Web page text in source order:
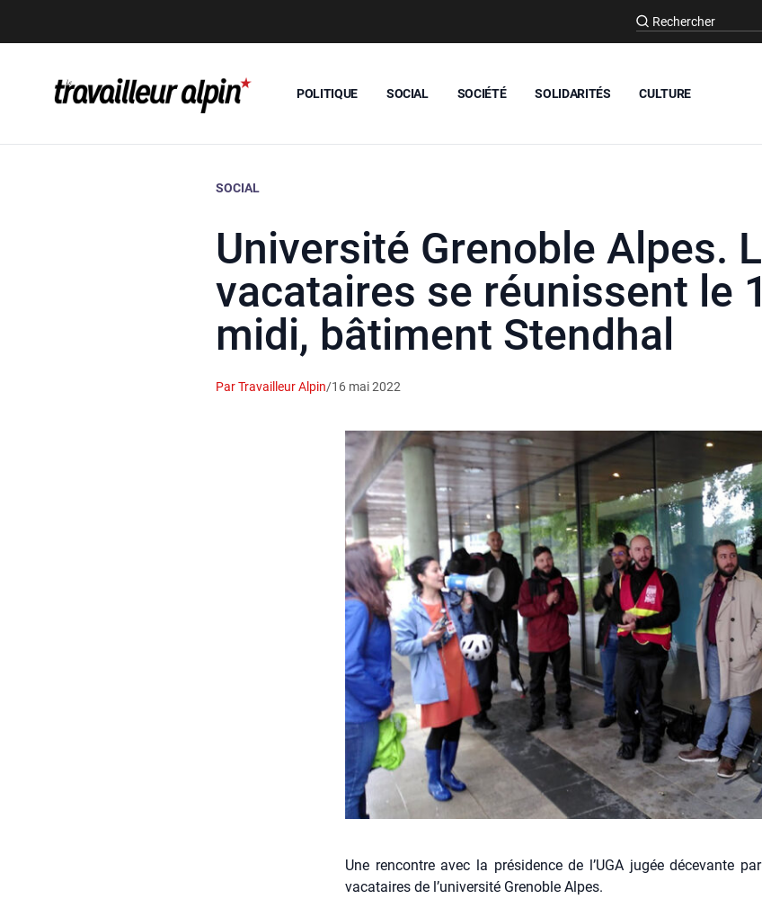
POLITIQUE SOCIAL SOCIÉTÉ SOLIDARITÉS CULTURE
SOCIAL
Université Grenoble Alpes.
vacataires se réunissent le
midi, bâtiment Stendhal
Par Travailleur Alpin/16 mai 2022
Une rencontre avec la présidence de l’UGA jugée décevante
vacataires de l’université Grenoble Alpes.